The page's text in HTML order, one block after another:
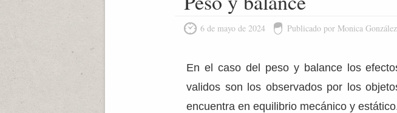
6 de mayo de 2024 Publicado por Monica González
En el caso del peso y balance los
validos son los observados por los
encuentra en equilibrio mecánico y